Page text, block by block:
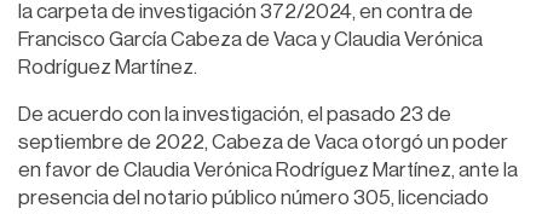
la carpeta de investigación 372/2024, en contra de
Francisco García Cabeza de Vaca y Claudia Verónica
Rodríguez Martínez.
De acuerdo con la investigación, el pasado 23 de
septiembre de 2022, Cabeza de Vaca otorgó un poder
en favor de Claudia Verónica Rodríguez Martínez, ante la
presencia del notario público número 305, licenciado